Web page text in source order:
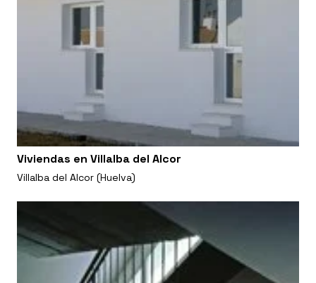
Viviendas en Villalba del Alcor
Villalba del Alcor (Huelva)